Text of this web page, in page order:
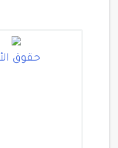
حقوق الأم